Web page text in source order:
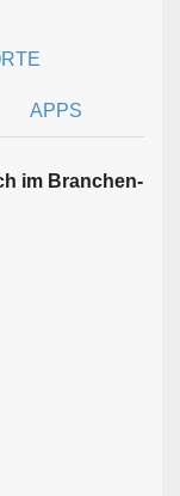
APPS
im Branchen­